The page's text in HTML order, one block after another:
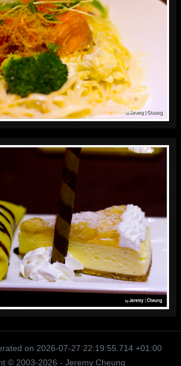
on 2026-07-27 22:19:55.714 +01:00
© 2003-2026 - Jeremy Cheung